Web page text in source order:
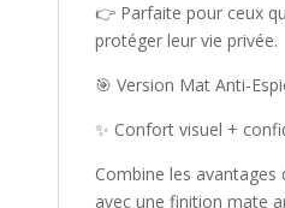
👉 Parfaite pour ceux
protéger leur vie privée.
🎯 Version Mat Anti-
✨ Confort visuel +
Combine les avantages
avec une finition mate